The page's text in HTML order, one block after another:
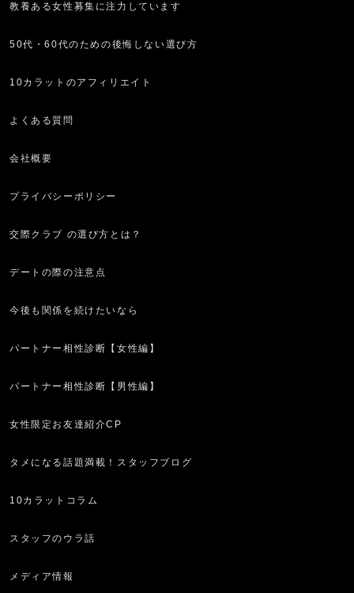
教養ある女性募集に注力しています
50代・60代のための後悔しない選び方
10カラットのアフィリエイト
よくある質問
会社概要
プライバシーポリシー
交際クラブ の選び方とは？
デートの際の注意点
今後も関係を続けたいなら
パートナー相性診断【女性編】
パートナー相性診断【男性編】
女性限定お友達紹介CP
タメになる話題満載！スタッフブログ
10カラットコラム
スタッフのウラ話
メディア情報